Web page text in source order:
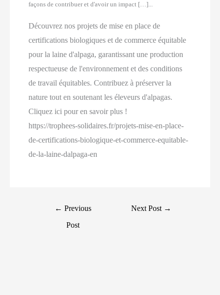
façons de contribuer et d'avoir un impact […]...
Découvrez nos projets de mise en place de
certifications biologiques et de commerce équitable
pour la laine d'alpaga, garantissant une production
respectueuse de l'environnement et des conditions
de travail équitables. Contribuez à préserver la
nature tout en soutenant les éleveurs d'alpagas.
Cliquez ici pour en savoir plus !
https://trophees-solidaires.fr/projets-mise-en-place-
de-certifications-biologique-et-commerce-equitable-
de-la-laine-dalpaga-en
← Previous
Post
Next Post →